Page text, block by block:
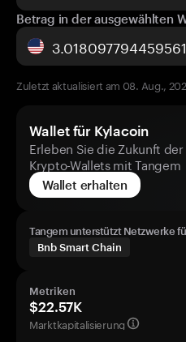
Betrag in der ausgewählten
Zuletzt aktualisiert am 08. Aug.,
Wallet für Kylacoin
Erleben Sie die Zukunft der
Krypto-Wallets mit Tangem
Wallet erhalten
Tangem unterstützt Netzwerke
Bnb Smart Chain
Metriken
$22.57K
Marktkapitalisierung